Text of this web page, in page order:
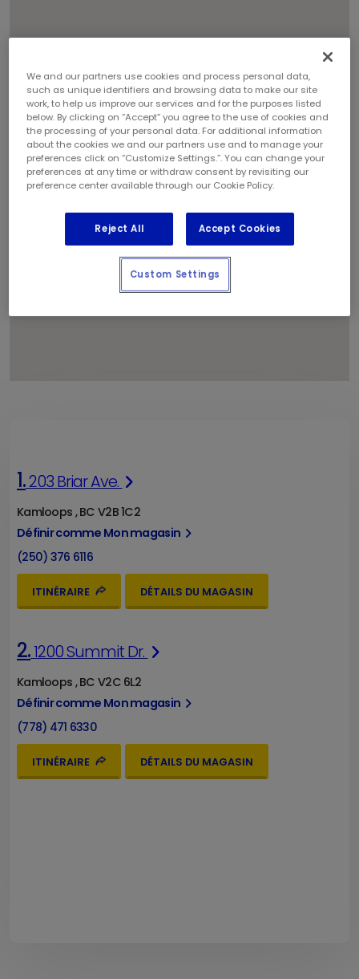
1
2
1.203 Briar Ave.
Kamloops , BC V2B 1C2
Définir comme Mon magasin
(250) 376 6116
ITINÉRAIRE DÉTAILS DU MAGASIN
2.1200 Summit Dr.
Kamloops , BC V2C 6L2
Définir comme Mon magasin
(778) 471 6330
ITINÉRAIRE DÉTAILS DU MAGASIN
We and our partners use cookies and process personal data,
such as unique identifiers and browsing data to make our site
work, to help us improve our services and for the purposes listed
below. By clicking on “Accept” you agree to the use of cookies and
the processing of your personal data. For additional information
about the cookies we and our partners use and to manage your
preferences click on “Customize Settings.”. You can change your
preferences at any time or withdraw consent by revisiting our
preference center available through our Cookie Policy.
Reject All Accept Cookies
Custom Settings